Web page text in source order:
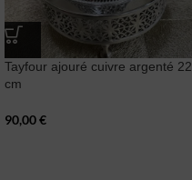
Tayfour ajouré cuivre argenté 22
cm
90,00€